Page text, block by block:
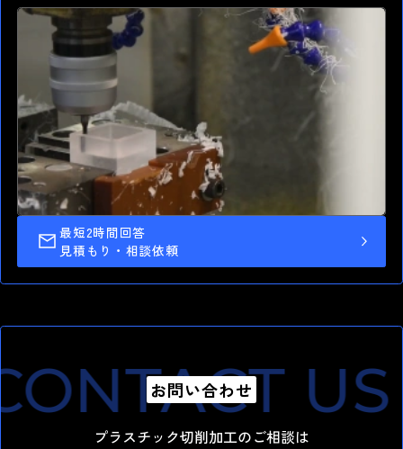
高精度 切削加工
最短2時間回答
見積もり・相談依頼
US
お問い合わせ
プラスチック切削加工のご相談は